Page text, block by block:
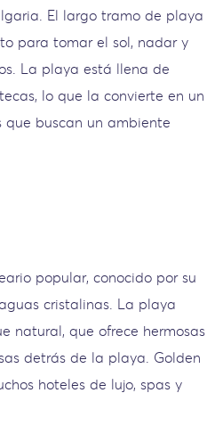
El largo tramo de playa
para tomar el sol, nadar y
La playa está llena de
lo que la convierte en un
buscan un ambiente
popular, conocido por su
cristalinas. La playa
natural, que ofrece hermosas
detrás de la playa. Golden
hoteles de lujo, spas y